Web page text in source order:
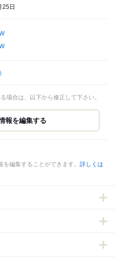
25日
場合は、以下から修正して下さい。
編集することができます。 詳しくは